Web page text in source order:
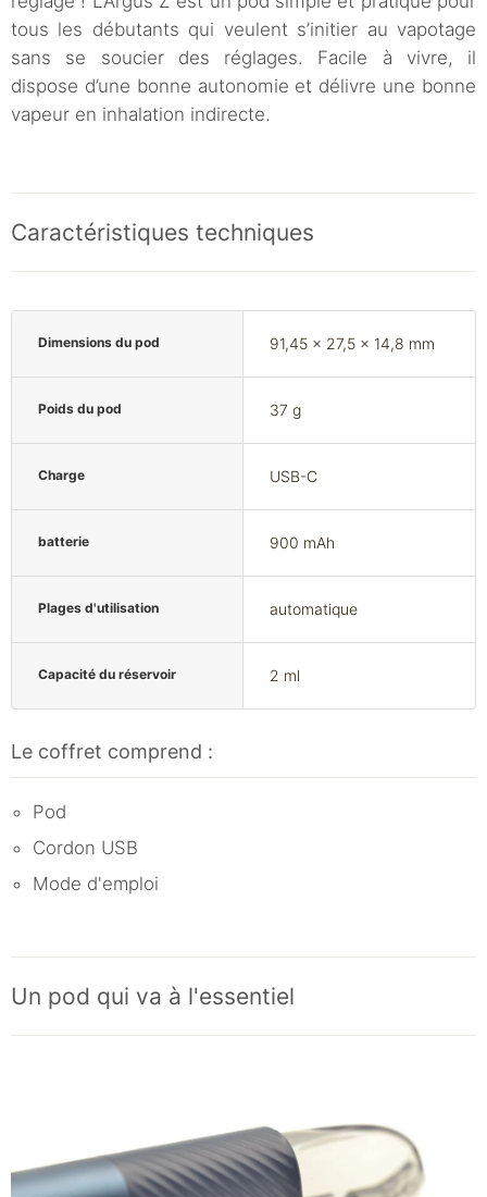
tous les débutants qui veulent s’initier au vapotage
sans se soucier des réglages. Facile à vivre, il
dispose d’une bonne autonomie et délivre une bonne
vapeur en inhalation indirecte.
Caractéristiques techniques
Dimensions du pod 91,45 x 27,5 x 14,8 mm
Poids du pod 37 g
Charge USB-C
batterie 900 mAh
Plages d'utilisation automatique
Capacité du réservoir 2 ml
Le coffret comprend :
Pod
Cordon USB
Mode d'emploi
Un pod qui va à l'essentiel